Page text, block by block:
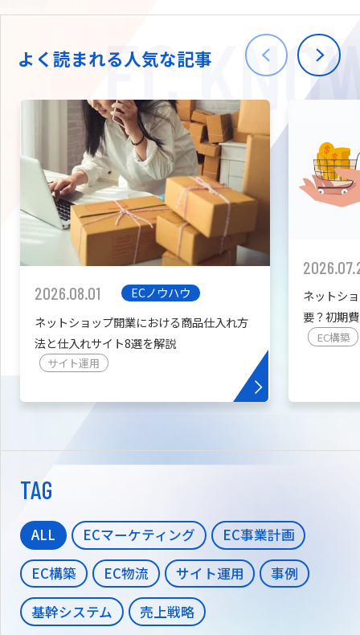
海外進出・現地
W2
拡張プラグイン一覧
カスタマイズ開発
会社情報
TW
よく読まれる人気な記事
2026.08.01
ECノウハウ
ネットショップ開業における商品仕入れ方
法と仕入れサイト8選を解説
サイト運用
ネットシ
要？初期
を紹介
EC構築
TAG
ALL ECマーケティング
EC事業計画
EC構築
EC物流 サイト運用
事例
基幹システム
売上戦略